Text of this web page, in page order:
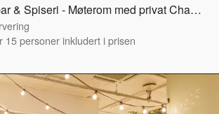
Grønland Boulebar & Spiseri - Møterom med privat Chambre Séparée
15 personer inkludert i prisen